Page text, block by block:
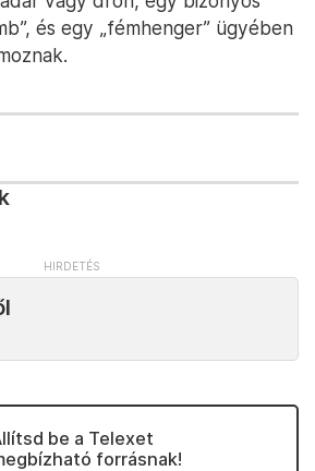
és egy „fémhenger” ügyében
be a Telexet
forrásnak!